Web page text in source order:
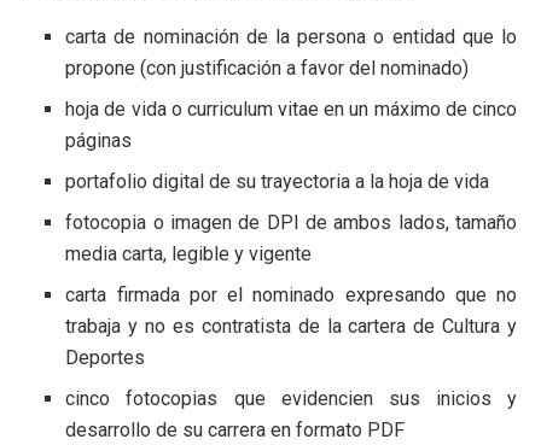
carta de nominación de la persona o entidad que lo
propone (con justificación a favor del nominado)
hoja de vida o curriculum vitae en un máximo de cinco
páginas
portafolio digital de su trayectoria a la hoja de vida
fotocopia o imagen de DPI de ambos lados, tamaño
media carta, legible y vigente
carta firmada por el nominado expresando que no
trabaja y no es contratista de la cartera de Cultura y
Deportes
cinco fotocopias que evidencien sus inicios y
desarrollo de su carrera en formato PDF